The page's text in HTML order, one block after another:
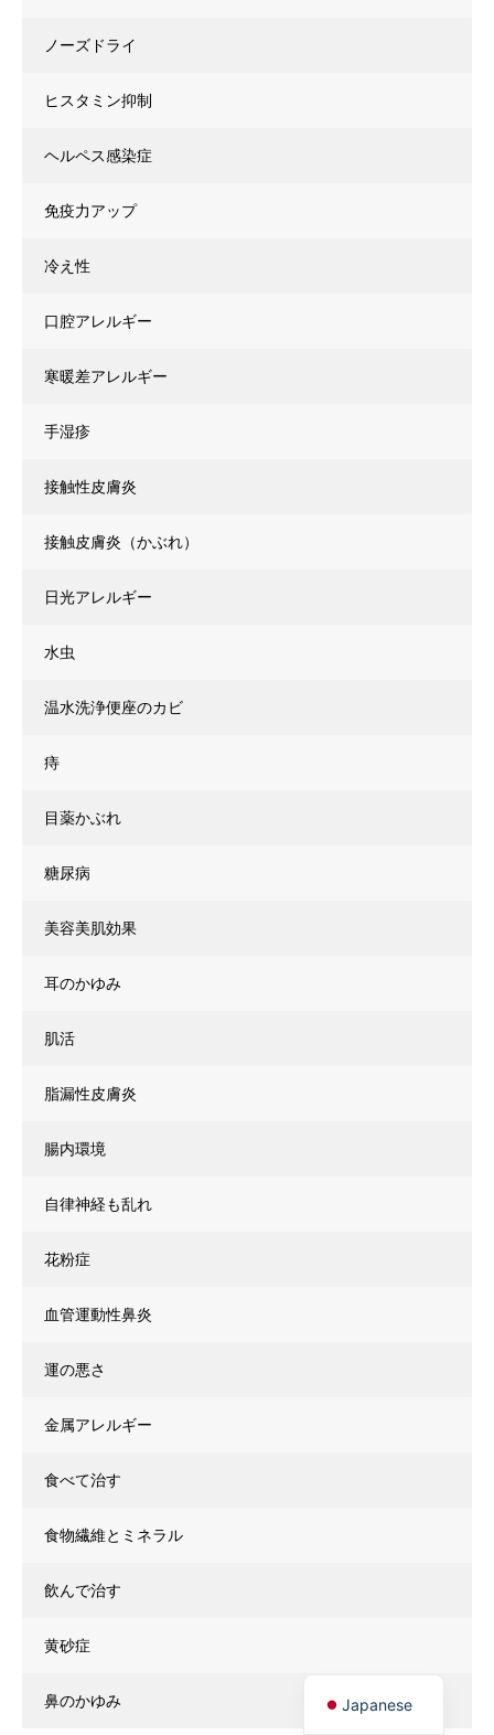
ノーズドライ
ヒスタミン抑制
ヘルペス感染症
免疫力アップ
冷え性
口腔アレルギー
寒暖差アレルギー
手湿疹
接触性皮膚炎
接触皮膚炎（かぶれ）
日光アレルギー
水虫
温水洗浄便座のカビ
痔
目薬かぶれ
糖尿病
美容美肌効果
耳のかゆみ
肌活
脂漏性皮膚炎
腸内環境
自律神経も乱れ
花粉症
血管運動性鼻炎
運の悪さ
金属アレルギー
食べて治す
食物繊維とミネラル
飲んで治す
黄砂症
鼻のかゆみ Japanese